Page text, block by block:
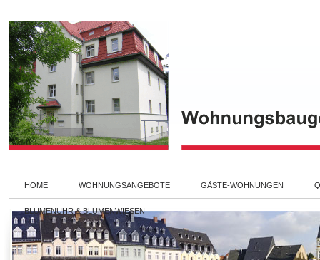
HOME WOHNUNGSANGEBOTE GÄSTE-WOHNUNGEN
BLUMENUHR & BLUMENWIESEN